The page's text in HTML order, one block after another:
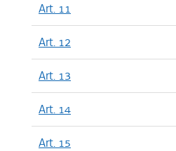
Art. 11
Art. 12
Art. 13
Art. 14
Art. 15